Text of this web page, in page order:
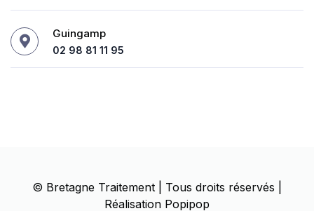
Guingamp
02 98 81 11 95
© Bretagne Traitement | Tous droits réservés |
Réalisation Popipop